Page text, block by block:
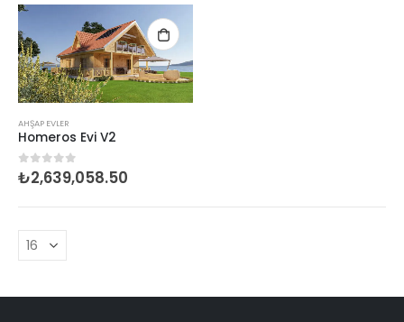
AHŞAP EVLER
Homeros Evi V2
0 5 üzerinden
₺2,639,058.50